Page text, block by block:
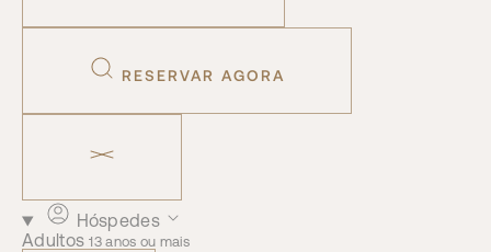
RESERVAR AGORA
Hóspedes
Adultos13 anos ou mais